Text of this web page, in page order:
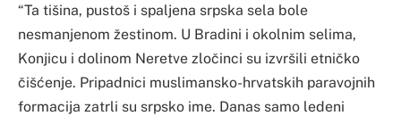
“Ta tišina, pustoš i spaljena srpska sela bole
nesmanjenom žestinom. U Bradini i okolnim selima,
Konjicu i dolinom Neretve zločinci su izvršili etničko
čišćenje. Pripadnici muslimansko-hrvatskih paravojnih
formacija zatrli su srpsko ime. Danas samo ledeni